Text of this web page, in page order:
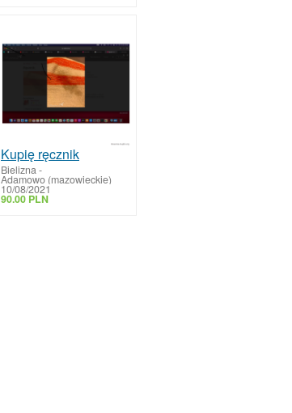
Kupię ręcznik
Bielizna-
Adamowo (mazowieckie)
10/08/2021
90.00 PLN